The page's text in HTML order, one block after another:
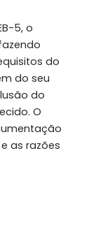
5, o
do
do seu
do
O
as razões